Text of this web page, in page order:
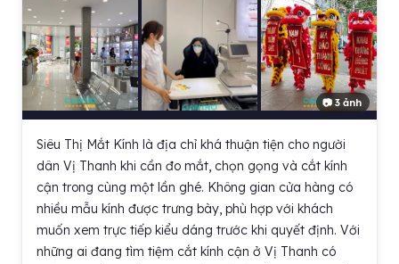
📷 3 ảnh
Siêu Thị Mắt Kính là địa chỉ khá thuận tiện cho người
dân Vị Thanh khi cần đo mắt, chọn gọng và cắt kính
cận trong cùng một lần ghé. Không gian cửa hàng có
nhiều mẫu kính được trưng bày, phù hợp với khách
muốn xem trực tiếp kiểu dáng trước khi quyết định. Với
những ai đang tìm tiệm cắt kính cận ở Vị Thanh có